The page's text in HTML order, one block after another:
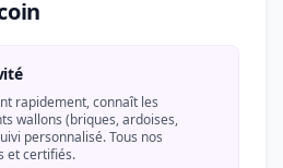
rapidement, connaît les
wallons (briques, ardoises,
personnalisé. Tous nos
et certifiés.